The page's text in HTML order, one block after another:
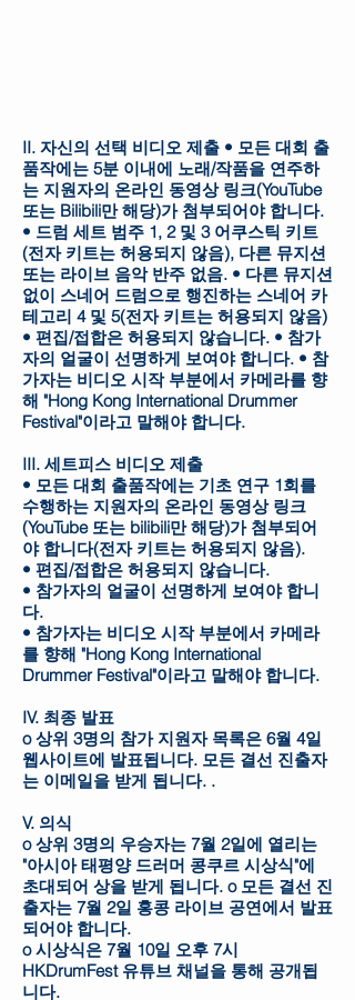
II. 자신의 선택 비디오 제출 • 모든 대회 출
품작에는 5분 이내에 노래/작품을 연주하
는 지원자의 온라인 동영상 링크(YouTube
또는 Bilibili만 해당)가 첨부되어야 합니다.
• 드럼 세트 범주 1, 2 및 3 어쿠스틱 키트
(전자 키트는 허용되지 않음), 다른 뮤지션
또는 라이브 음악 반주 없음. • 다른 뮤지션
없이 스네어 드럼으로 행진하는 스네어 카
테고리 4 및 5(전자 키트는 허용되지 않음)
• 편집/접합은 허용되지 않습니다. • 참가
자의 얼굴이 선명하게 보여야 합니다. • 참
가자는 비디오 시작 부분에서 카메라를 향
해 "Hong Kong International Drummer
Festival"이라고 말해야 합니다.
III. 세트피스 비디오 제출
• 모든 대회 출품작에는 기초 연구 1회를
수행하는 지원자의 온라인 동영상 링크
(YouTube 또는 bilibili만 해당)가 첨부되어
야 합니다(전자 키트는 허용되지 않음).
• 편집/접합은 허용되지 않습니다.
• 참가자의 얼굴이 선명하게 보여야 합니
다.
• 참가자는 비디오 시작 부분에서 카메라
를 향해 "Hong Kong International
Drummer Festival"이라고 말해야 합니다.
IV. 최종 발표
o 상위 3명의 참가 지원자 목록은 6월 4일
웹사이트에 발표됩니다. 모든 결선 진출자
는 이메일을 받게 됩니다. .
V. 의식
o 상위 3명의 우승자는 7월 2일에 열리는
"아시아 태평양 드러머 콩쿠르 시상식"에
초대되어 상을 받게 됩니다. o 모든 결선 진
출자는 7월 2일 홍콩 라이브 공연에서 발표
되어야 합니다.
o 시상식은 7월 10일 오후 7시
HKDrumFest 유튜브 채널을 통해 공개됩
니다.